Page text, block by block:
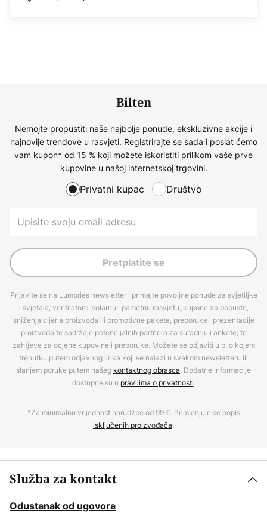
Bilten
Nemojte propustiti naše najbolje ponude, ekskluzivne akcije i
najnovije trendove u rasvjeti. Registrirajte se sada i poslat ćemo
vam kupon* od 15 % koji možete iskoristiti prilikom vaše prve
kupovine u našoj internetskoj trgovini.
Privatni kupac Društvo
Pretplatite se
Prijavite se na Lumories newsletter i primajte povoljne ponude za svjetiljke
i svjetala, ventilatore, solarnu i pametnu rasvjetu, kupone za popuste,
sniženja cijena proizvoda ili promotivne pakete, preporuke i prezentacije
proizvoda te sadržaje potencijalnih partnera za suradnju i ankete, te
zahtjeve za ocjene kupovine i preporuke. Možete se odjaviti u bilo kojem
trenutku putem odjavnog linka koji se nalazi u svakom newsletteru ili
slanjem poruke putem našeg kontaktnog obrasca. Dodatne informacije
dostupne su u pravilima o privatnosti.
*Za minimalnu vrijednost narudžbe od 99 €. Primjenjuje se popis
isključenih proizvođača.
Služba za kontakt
Odustanak od ugovora